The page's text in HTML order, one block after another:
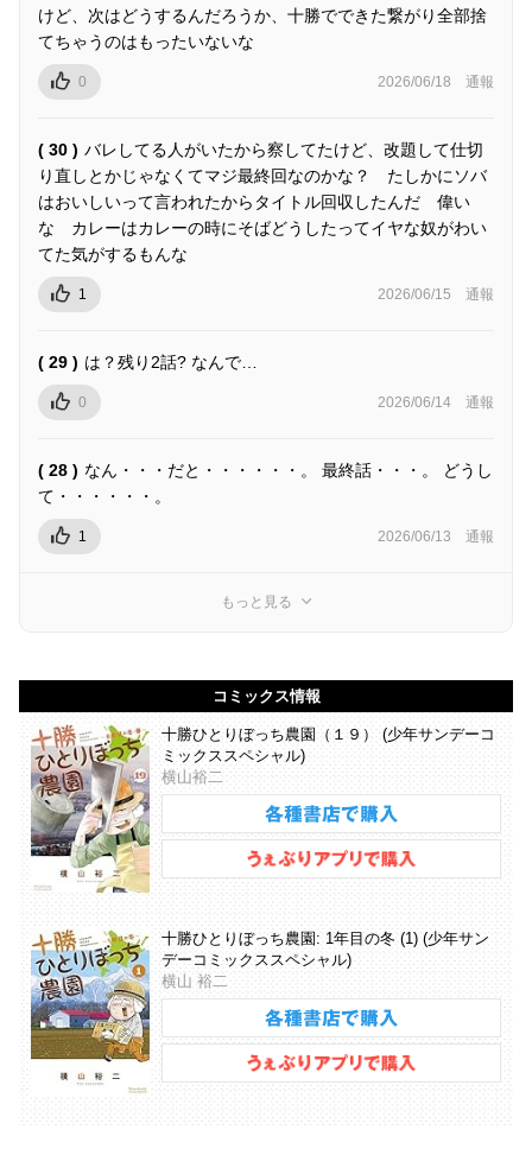
けど、次はどうするんだろうか、十勝でできた繋がり全部捨
てちゃうのはもったいないな
0 2026/06/18 通報
( 30 ) バレしてる人がいたから察してたけど、改題して仕切
り直しとかじゃなくてマジ最終回なのかな？ たしかにソバ
はおいしいって言われたからタイトル回収したんだ 偉い
な カレーはカレーの時にそばどうしたってイヤな奴がわい
てた気がするもんな
1 2026/06/15 通報
( 29 ) は？残り2話? なんで…
0 2026/06/14 通報
( 28 ) なん・・・だと・・・・・・。 最終話・・・。 どうし
て・・・・・・。
1 2026/06/13 通報
もっと見る
コミックス情報
十勝ひとりぼっち農園（１９） (少年サンデーコ
ミックススペシャル)
横山裕二
十勝ひとりぼっち農園: 1年目の冬 (1) (少年サン
デーコミックススペシャル)
横山 裕二